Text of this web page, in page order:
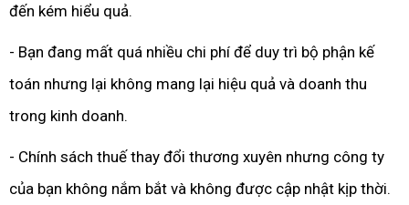
đến kém hiểu quả.
- Bạn đang mất quá nhiều chi phí để duy trì bộ phận kế
toán nhưng lại không mang lại hiệu quả và doanh thu
trong kinh doanh.
- Chính sách thuế thay đổi thương xuyên nhưng công ty
của bạn không nắm bắt và không được cập nhật kịp thời.